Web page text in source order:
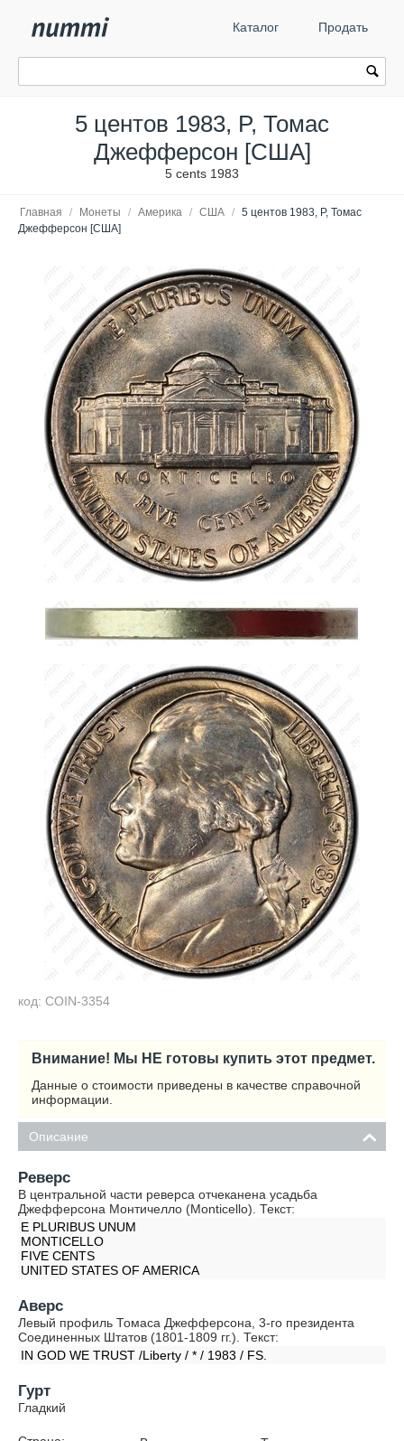
Каталог Продать
5 центов 1983, P, Томас
Джефферсон [США]
5 cents 1983
Главная / Монеты / Америка / США / 5 центов 1983, P, Томас
Джефферсон [США]
код: COIN-3354
Внимание! Мы НЕ готовы купить этот предмет.
Данные о стоимости приведены в качестве справочной
информации.
Описание
Реверс
В центральной части реверса отчеканена усадьба
Джефферсона Монтичелло (Monticello). Текст:
E PLURIBUS UNUM
MONTICELLO
FIVE CENTS
UNITED STATES OF AMERICA
Аверс
Левый профиль Томаса Джефферсона, 3-го президента
Соединенных Штатов (1801-1809 гг.). Текст:
IN GOD WE TRUST /Liberty / * / 1983 / FS.
Гурт
Гладкий